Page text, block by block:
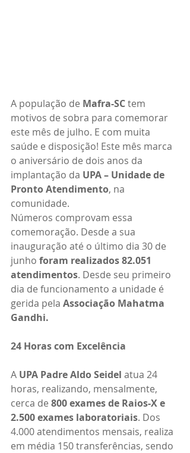
A população de Mafra-SC tem
motivos de sobra para comemorar
este mês de julho. E com muita
saúde e disposição! Este mês marca
o aniversário de dois anos da
implantação da UPA – Unidade de
Pronto Atendimento, na
comunidade.
Números comprovam essa
comemoração. Desde a sua
inauguração até o último dia 30 de
junho foram realizados 82.051
atendimentos. Desde seu primeiro
dia de funcionamento a unidade é
gerida pela Associação Mahatma
Gandhi.
24 Horas com Excelência
A UPA Padre Aldo Seidel atua 24
horas, realizando, mensalmente,
cerca de 800 exames de Raios-X e
2.500 exames laboratoriais. Dos
4.000 atendimentos mensais, realiza
em média 150 transferências, sendo